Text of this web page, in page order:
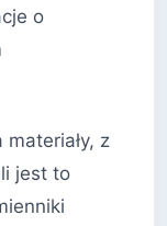
o
z
jest to